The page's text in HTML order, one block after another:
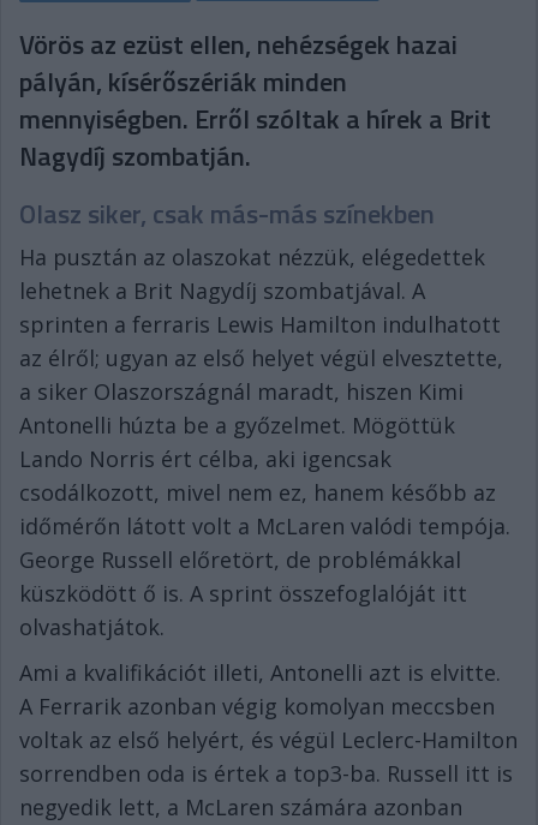
Vörös az ezüst ellen, nehézségek hazai
pályán, kísérőszériák minden
mennyiségben. Erről szóltak a hírek a Brit
Nagydíj szombatján.
Olasz siker, csak más-más színekben
Ha pusztán az olaszokat nézzük, elégedettek
lehetnek a Brit Nagydíj szombatjával. A
sprinten a ferraris Lewis Hamilton indulhatott
az élről; ugyan az első helyet végül elvesztette,
a siker Olaszországnál maradt, hiszen Kimi
Antonelli húzta be a győzelmet. Mögöttük
Lando Norris ért célba, aki igencsak
csodálkozott, mivel nem ez, hanem később az
időmérőn látott volt a McLaren valódi tempója.
George Russell előretört, de problémákkal
küszködött ő is. A sprint összefoglalóját itt
olvashatjátok.
Ami a kvalifikációt illeti, Antonelli azt is elvitte.
A Ferrarik azonban végig komolyan meccsben
voltak az első helyért, és végül Leclerc-Hamilton
sorrendben oda is értek a top3-ba. Russell itt is
negyedik lett, a McLaren számára azonban